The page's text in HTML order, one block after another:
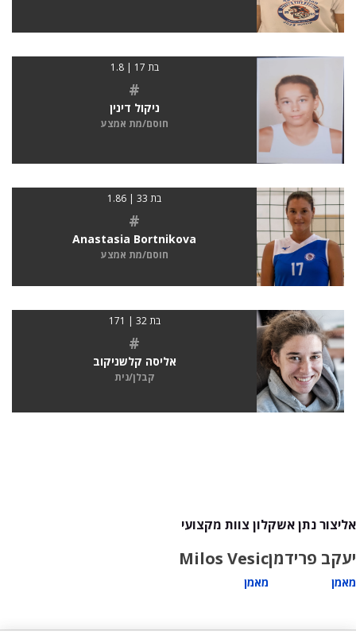
בת 17 | 1.8
#
ניקול דינין
חוסם/מת אמצע
בת 33 | 1.86
#
Anastasia Bortnikova
חוסם/מת אמצע
בת 32 | 171
#
אליסה קלשניקוב
קבלן/נית
אליצור נתן אשקלון צוות מקצועי
יעקב פרידמן
מאמן
Milos Vesic
מאמן